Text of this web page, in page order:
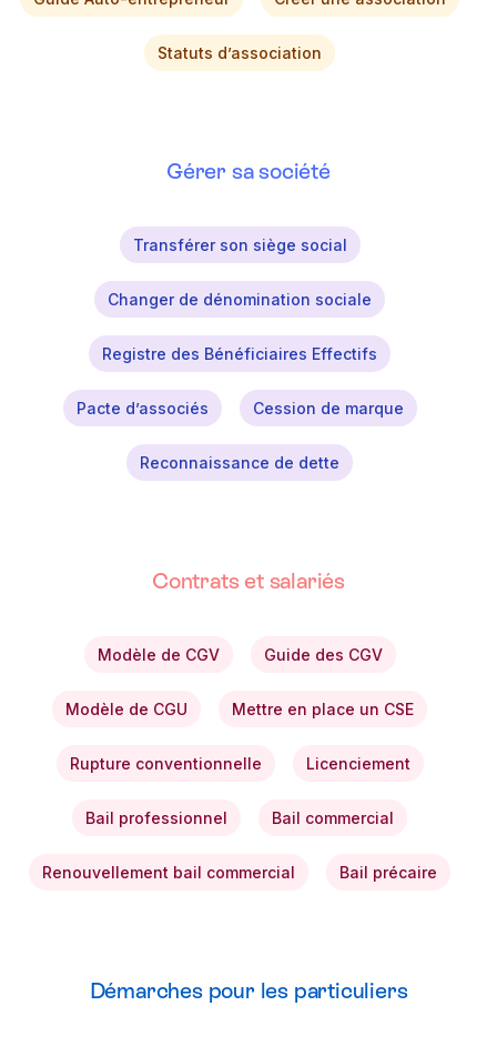
Statuts d’association
Gérer sa société
Transférer son siège social
Changer de dénomination sociale
Registre des Bénéficiaires Effectifs
Pacte d’associés Cession de marque
Reconnaissance de dette
Contrats et salariés
Modèle de CGV Guide des CGV
Modèle de CGU Mettre en place un CSE
Rupture conventionnelle Licenciement
Bail professionnel Bail commercial
Renouvellement bail commercial Bail précaire
Démarches pour les particuliers